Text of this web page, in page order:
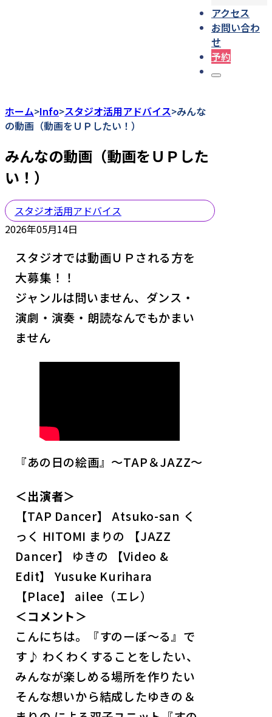
アクセス
お問い合わ
せ
予約
ホーム>Info>スタジオ活用アドバイス>みんな
の動画（動画をＵＰしたい！）
みんなの動画（動画をＵＰした
い！）
スタジオ活用アドバイス
2026年05月14日
スタジオでは動画ＵＰされる方を
大募集！！
ジャンルは問いません、ダンス・
演劇・演奏・朗読なんでもかまい
ません
『あの日の絵画』～TAP＆JAZZ～
＜出演者＞
【TAP Dancer】 Atsuko-san く
っく HITOMI まりの 【JAZZ
Dancer】 ゆきの 【Video &
Edit】 Yusuke Kurihara
【Place】 ailee（エレ）
＜コメント＞
こんにちは。『すのーぼ〜る』で
す♪ わくわくすることをしたい、
みんなが楽しめる場所を作りたい
そんな想いから結成したゆきの＆